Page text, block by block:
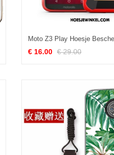
€ 16.00 € 29.00